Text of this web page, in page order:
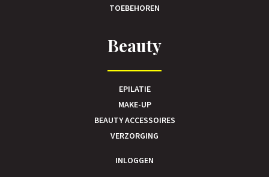
TOEBEHOREN
Beauty
EPILATIE
MAKE-UP
BEAUTY ACCESSOIRES
VERZORGING
INLOGGEN